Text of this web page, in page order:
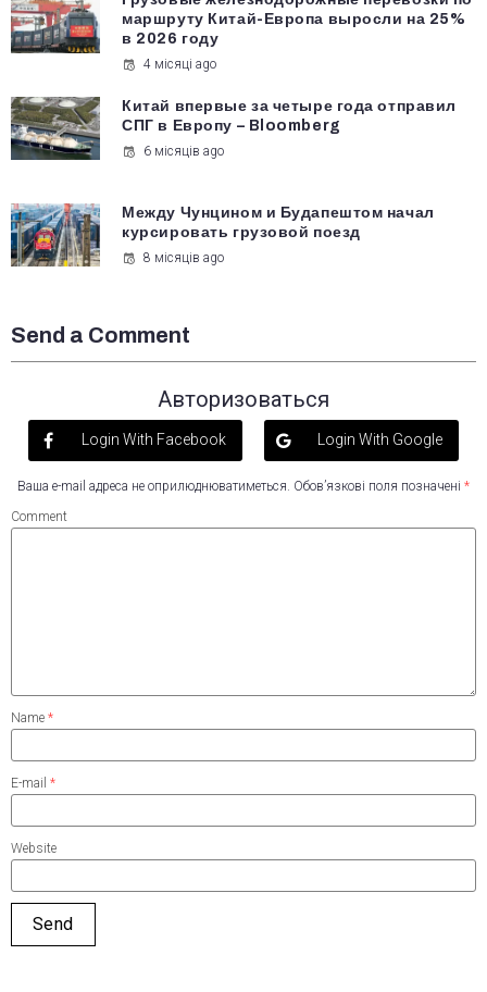
маршруту Китай-Европа выросли на 25%
в 2026 году
4 місяці ago
Китай впервые за четыре года отправил
СПГ в Европу – Bloomberg
6 місяців ago
Между Чунцином и Будапештом начал
курсировать грузовой поезд
8 місяців ago
Send a Comment
Авторизоваться
Login With Facebook Login With Google
Ваша e-mail адреса не оприлюднюватиметься. Обов’язкові поля позначені *
Comment
Name *
E-mail *
Website